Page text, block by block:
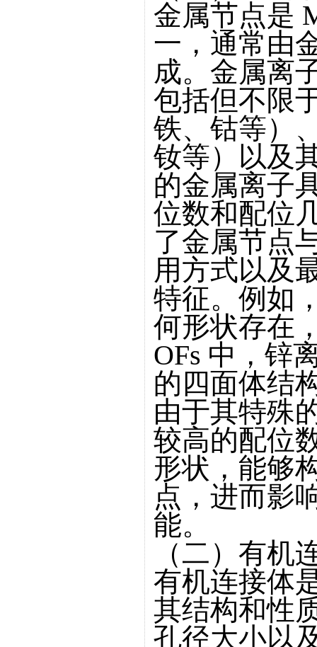
金属节点是
一，通常由
成。金属离
包括但不限
铁、钴等）
钕等）以及
的金属离子
位数和配位
了金属节点
用方式以及
特征。例如
何形状存在
OFs 中，锌
的四面体结
由于其特殊
较高的配位
形状，能够
点，进而影
能。
（二）有机
有机连接体
其结构和性
孔径大小以